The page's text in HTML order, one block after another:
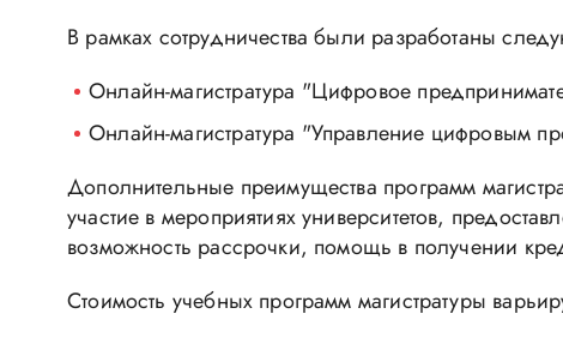
В рамках сотрудничества были разработаны
Онлайн-магистратура "Цифровое
Онлайн-магистратура "Управление цифровым
Дополнительные преимущества программ
участие в мероприятиях университетов,
возможность рассрочки, помощь в получении
Стоимость учебных программ магистратуры